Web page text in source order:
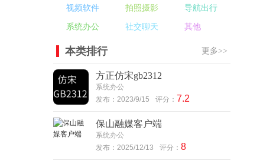
视频软件 拍照摄影 导航出行
系统办公 社交聊天 其他
本类排行 更多>>
方正仿宋gb2312
系统办公
发布：2023/9/15
评分： 7.2
保山融媒客户端
系统办公
发布：2025/12/13
评分： 8